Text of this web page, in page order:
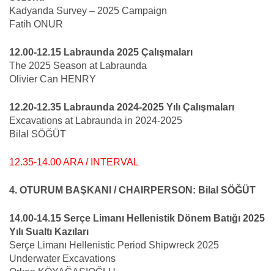
Kadyanda Survey – 2025 Campaign
Fatih ONUR
12.00-12.15 Labraunda 2025 Çalışmaları
The 2025 Season at Labraunda
Olivier Can HENRY
12.20-12.35 Labraunda 2024-2025 Yılı Çalışmaları
Excavations at Labraunda in 2024-2025
Bilal SÖĞÜT
12.35-14.00 ARA / INTERVAL
4. OTURUM BAŞKANI / CHAIRPERSON: Bilal SÖĞÜT
14.00-14.15 Serçe Limanı Hellenistik Dönem Batığı 2025
Yılı Sualtı Kazıları
Serçe Limanı Hellenistic Period Shipwreck 2025
Underwater Excavations